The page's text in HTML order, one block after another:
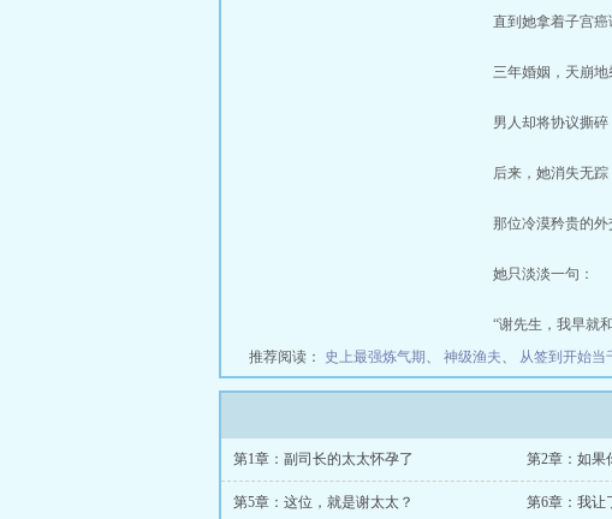
直到她拿着子宫癌
三年婚姻，天崩地
男人却将协议撕碎
后来，她消失无踪
那位冷漠矜贵的外
她只淡淡一句：
“谢先生，我早就
推荐阅读： 史上最强炼气期 、 神级渔夫、 从签到开始当
第1章：副司长的太太怀孕了 第2章：如果
第5章：这位，就是谢太太？ 第6章：我让